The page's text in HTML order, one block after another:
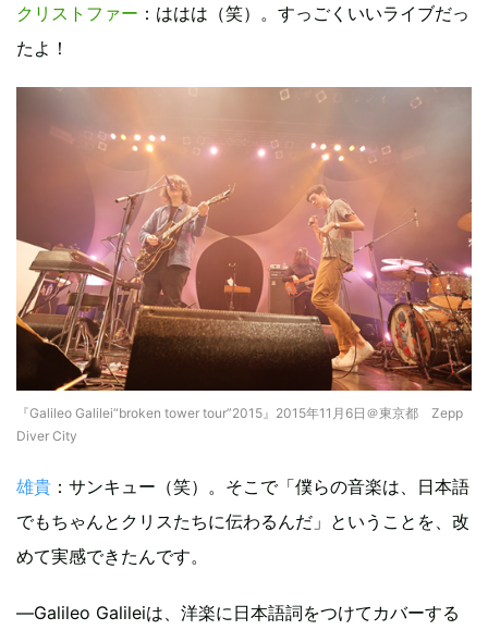
クリストファー ：ははは（笑）。すっごくいいライブだっ
たよ！
『Galileo Galilei“broken tower tour”2015』2015年11月6日＠東京都 Zepp
Diver City
雄貴 ：サンキュー（笑）。そこで「僕らの音楽は、日本語
でもちゃんとクリスたちに伝わるんだ」ということを、改
めて実感できたんです。
―Galileo Galileiは、洋楽に日本語詞をつけてカバーする